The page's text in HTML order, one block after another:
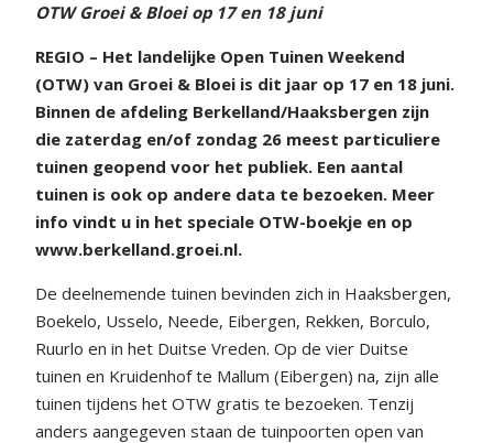
OTW Groei & Bloei op 17 en 18 juni
REGIO – Het landelijke Open Tuinen Weekend
(OTW) van Groei & Bloei is dit jaar op 17 en 18 juni.
Binnen de afdeling Berkelland/Haaksbergen zijn
die zaterdag en/of zondag 26 meest particuliere
tuinen geopend voor het publiek. Een aantal
tuinen is ook op andere data te bezoeken. Meer
info vindt u in het speciale OTW-boekje en op
www.berkelland.groei.nl.
De deelnemende tuinen bevinden zich in Haaksbergen,
Boekelo, Usselo, Neede, Eibergen, Rekken, Borculo,
Ruurlo en in het Duitse Vreden. Op de vier Duitse
tuinen en Kruidenhof te Mallum (Eibergen) na, zijn alle
tuinen tijdens het OTW gratis te bezoeken. Tenzij
anders aangegeven staan de tuinpoorten open van